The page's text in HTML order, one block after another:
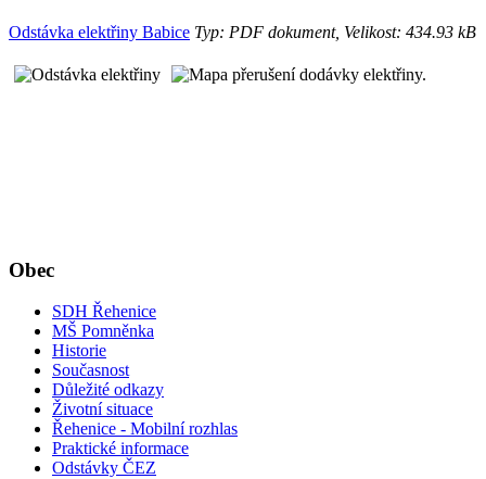
Odstávka elektřiny Babice Typ: PDF dokument, Velikost: 434.93 kB
Obec
SDH Řehenice
MŠ Pomněnka
Historie
Současnost
Důležité odkazy
Životní situace
Řehenice - Mobilní rozhlas
Praktické informace
Odstávky ČEZ